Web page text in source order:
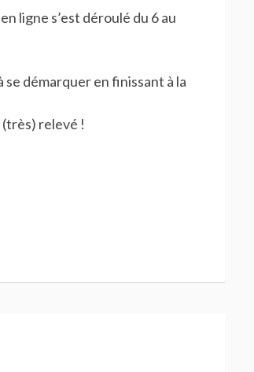
ligne s’est déroulé du 6 au
se démarquer en finissant à la
(très) relevé !